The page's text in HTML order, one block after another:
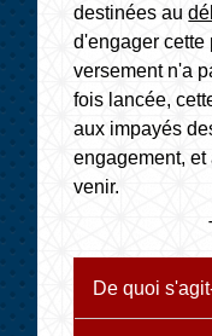
destinées au
d'engager cette
versement n'a
fois lancée,
aux impayés
engagement,
venir.
De quoi